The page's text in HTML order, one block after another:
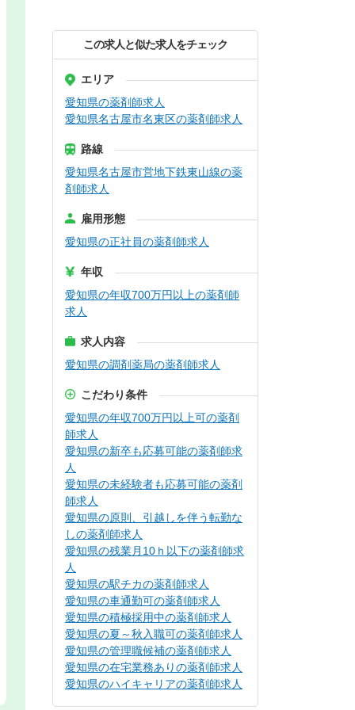
この求人と似た求人をチェック
エリア
愛知県の薬剤師求人
愛知県名古屋市名東区の薬剤師求人
路線
愛知県名古屋市営地下鉄東山線の薬
剤師求人
雇用形態
愛知県の正社員の薬剤師求人
年収
愛知県の年収700万円以上の薬剤師
求人
求人内容
愛知県の調剤薬局の薬剤師求人
こだわり条件
愛知県の年収700万円以上可の薬剤
師求人
愛知県の新卒も応募可能の薬剤師求
人
愛知県の未経験者も応募可能の薬剤
師求人
愛知県の原則、引越しを伴う転勤な
しの薬剤師求人
愛知県の残業月10ｈ以下の薬剤師求
人
愛知県の駅チカの薬剤師求人
愛知県の車通勤可の薬剤師求人
愛知県の積極採用中の薬剤師求人
愛知県の夏～秋入職可の薬剤師求人
愛知県の管理職候補の薬剤師求人
愛知県の在宅業務ありの薬剤師求人
愛知県のハイキャリアの薬剤師求人